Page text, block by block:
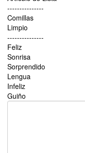
---------------
Comillas
Limpio
---------------
Feliz
Sonrisa
Sorprendido
Lengua
Infeliz
Guiño